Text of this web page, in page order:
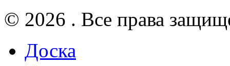
© 2026 . Все права
Доска